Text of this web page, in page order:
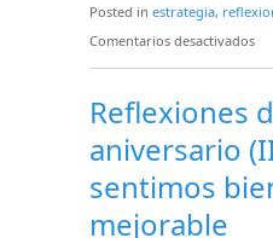
Posted in estrategia,
Comentarios desactivadosen
Sí,
Reflexiones
aniversario
sentimos
mejorable